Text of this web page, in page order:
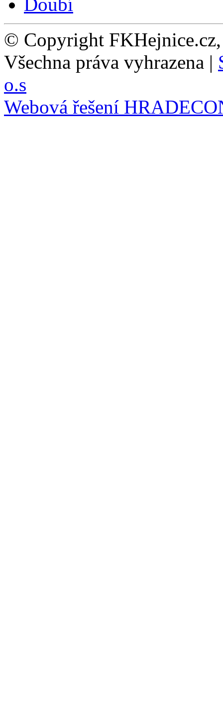
© Copyright
Všechna práva vyhrazena |
o.s
Webová řešení